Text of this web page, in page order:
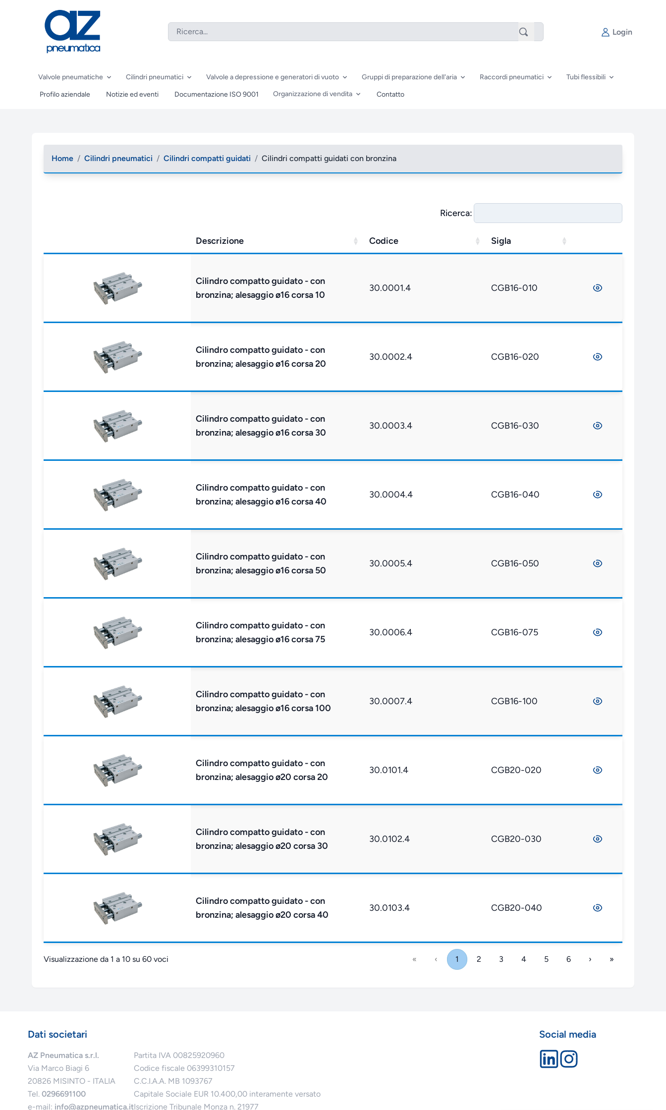
Login
Valvole pneumatiche Cilindri pneumatici Valvole a depressione e generatori di vuoto Gruppi di preparazione dell'aria Raccordi pneumatici Tubi flessibili
Profilo aziendale Notizie ed eventi Documentazione ISO 9001 Organizzazione di vendita Contatto
Home / Cilindri pneumatici / Cilindri compatti guidati / Cilindri compatti guidati con bronzina
Ricerca:
Descrizione Codice Sigla
Cilindro compatto guidato - con
bronzina; alesaggio ø16 corsa 10
30.0001.4 CGB16-010
Cilindro compatto guidato - con
bronzina; alesaggio ø16 corsa 20
30.0002.4 CGB16-020
Cilindro compatto guidato - con
bronzina; alesaggio ø16 corsa 30
30.0003.4 CGB16-030
Cilindro compatto guidato - con
bronzina; alesaggio ø16 corsa 40
30.0004.4 CGB16-040
Cilindro compatto guidato - con
bronzina; alesaggio ø16 corsa 50
30.0005.4 CGB16-050
Cilindro compatto guidato - con
bronzina; alesaggio ø16 corsa 75
30.0006.4 CGB16-075
Cilindro compatto guidato - con
bronzina; alesaggio ø16 corsa 100
30.0007.4 CGB16-100
Cilindro compatto guidato - con
bronzina; alesaggio ø20 corsa 20
30.0101.4 CGB20-020
Cilindro compatto guidato - con
bronzina; alesaggio ø20 corsa 30
30.0102.4 CGB20-030
Cilindro compatto guidato - con
bronzina; alesaggio ø20 corsa 40
30.0103.4 CGB20-040
Visualizzazione da 1 a 10 su 60 voci « ‹ 1 2 3 4 5 6 › »
Dati societari
AZ Pneumatica s.r.l.
Via Marco Biagi 6
20826 MISINTO - ITALIA
Tel. 0296691100
e-mail: info@azpneumatica.it
Partita IVA 00825920960
Codice fiscale 06399310157
C.C.I.A.A. MB 1093767
Capitale Sociale EUR 10.400,00 interamente versato
Iscrizione Tribunale Monza n. 21977
Social media